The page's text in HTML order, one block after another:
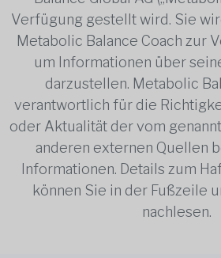
Verfügung gestellt wird. Sie
Metabolic Balance Coach zur
um Informationen über
darzustellen. Metabolic
verantwortlich für die
oder Aktualität der vom
anderen externen Quellen
Informationen. Details zum
können Sie in der Fußzeile
nachlesen.